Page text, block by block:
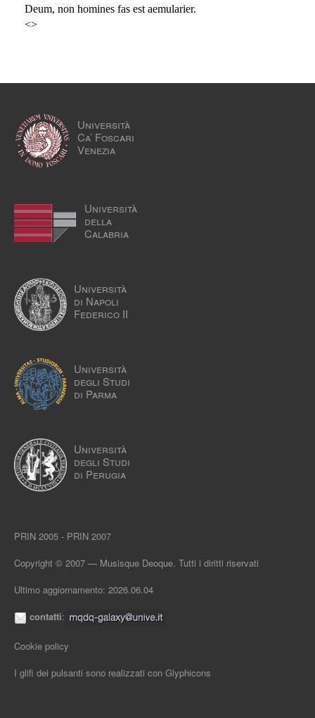
Deum, non homines fas est aemularier.
<>
Università
Ca’ Foscari
Venezia
Università
della
Calabria
Università
di Napoli
Federico II
Università
degli Studi
di Parma
Università
degli Studi
di Perugia
PRIN 2005 - PRIN 2007
Copyright © 2007 — Musisque Deoque. Tutti i diritti riservati
Ultimo aggiornamento: 2026.06.04
contatti:
Cookie policy
I glifi dei pulsanti sono realizzati con Glyphicons